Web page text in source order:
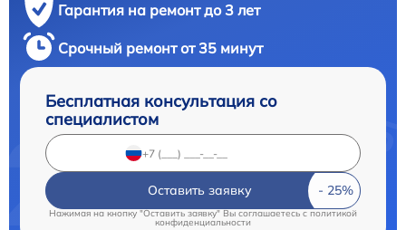
Гарантия на ремонт до 3 лет
Срочный ремонт от 35 минут
Бесплатная консультация со
специалистом
Оставить заявку
Нажимая на кнопку "Оставить заявку" Вы соглашаетесь c политикой
конфиденциальности